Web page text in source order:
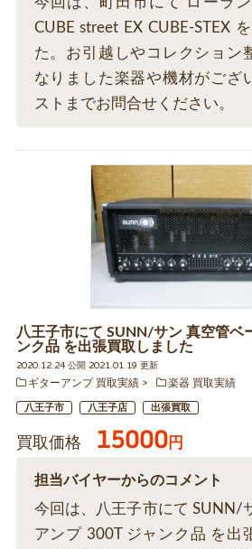
CUBE street EX CUBE-STEX
た。お引越しやコレクション
なりました楽器や機材がござ
ストまでお問合せください。
八王子市にて SUNN/サン 真空管ベ
ンク品 を出張買取しました
2020.12.24 公開 2021.01.19 更新
ギターアンプ 買取実績
楽器 買取実績
八王子市 八王子店 出張買取
買取価格 15000円
担当バイヤーからのコメント
今回は、八王子市にて SUNN/
アンプ 300T ジャンク品 を出